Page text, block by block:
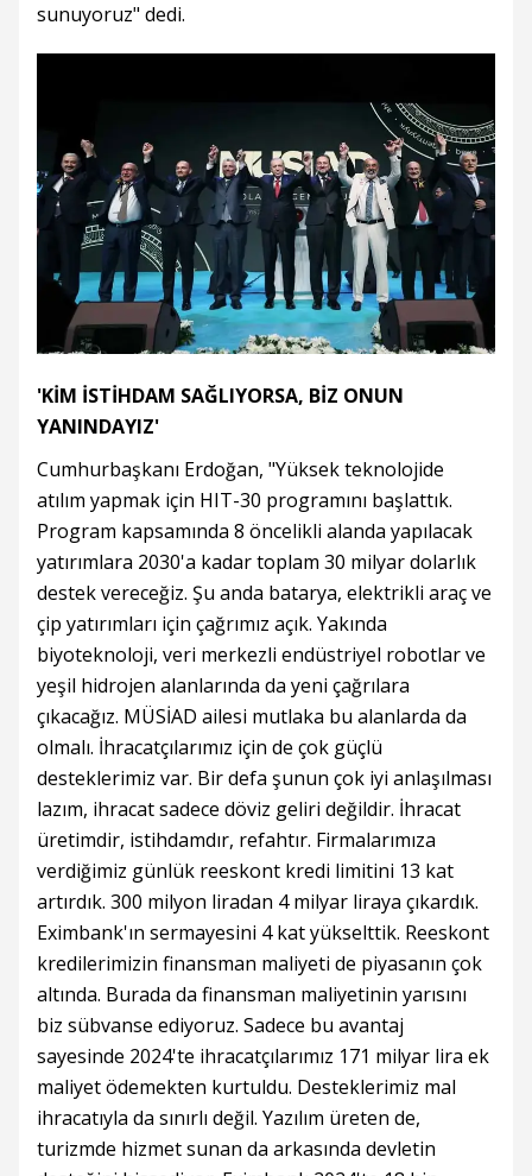
sunuyoruz" dedi.
'KİM İSTİHDAM SAĞLIYORSA, BİZ ONUN
YANINDAYIZ'
Cumhurbaşkanı Erdoğan, "Yüksek teknolojide
atılım yapmak için HIT-30 programını başlattık.
Program kapsamında 8 öncelikli alanda yapılacak
yatırımlara 2030'a kadar toplam 30 milyar dolarlık
destek vereceğiz. Şu anda batarya, elektrikli araç ve
çip yatırımları için çağrımız açık. Yakında
biyoteknoloji, veri merkezli endüstriyel robotlar ve
yeşil hidrojen alanlarında da yeni çağrılara
çıkacağız. MÜSİAD ailesi mutlaka bu alanlarda da
olmalı. İhracatçılarımız için de çok güçlü
desteklerimiz var. Bir defa şunun çok iyi anlaşılması
lazım, ihracat sadece döviz geliri değildir. İhracat
üretimdir, istihdamdır, refahtır. Firmalarımıza
verdiğimiz günlük reeskont kredi limitini 13 kat
artırdık. 300 milyon liradan 4 milyar liraya çıkardık.
Eximbank'ın sermayesini 4 kat yükselttik. Reeskont
kredilerimizin finansman maliyeti de piyasanın çok
altında. Burada da finansman maliyetinin yarısını
biz sübvanse ediyoruz. Sadece bu avantaj
sayesinde 2024'te ihracatçılarımız 171 milyar lira ek
maliyet ödemekten kurtuldu. Desteklerimiz mal
ihracatıyla da sınırlı değil. Yazılım üreten de,
turizmde hizmet sunan da arkasında devletin